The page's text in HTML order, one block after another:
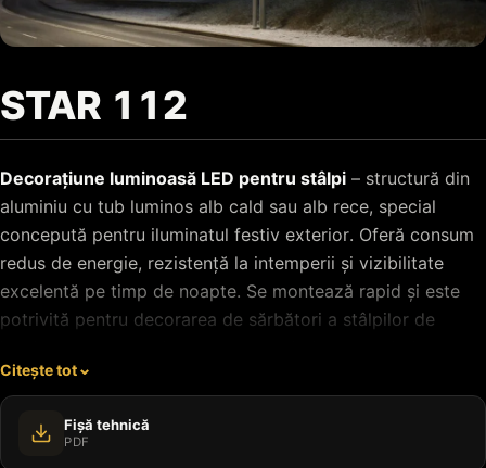
STAR 112
Decorațiune luminoasă LED pentru stâlpi – structură din
aluminiu cu tub luminos alb cald sau alb rece, special
concepută pentru iluminatul festiv exterior. Oferă consum
redus de energie, rezistență la intemperii și vizibilitate
excelentă pe timp de noapte. Se montează rapid și este
potrivită pentru decorarea de sărbători a stâlpilor de
parcuri.
Citește tot
Fișă tehnică
PDF